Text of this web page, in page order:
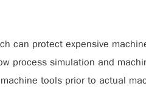
can protect expensive
process simulation and
tools prior to actual